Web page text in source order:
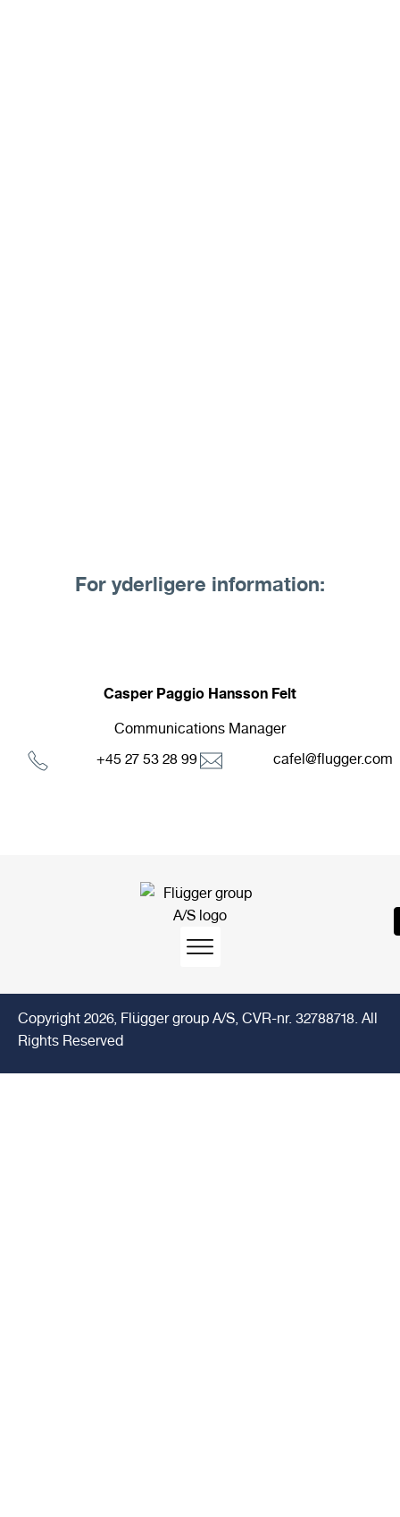
For yderligere information:
Casper Paggio Hansson Felt
Communications Manager
+45 27 53 28 99
cafel@flugger.com
Copyright 2026, Flügger group A/S, CVR-nr. 32788718. All
Rights Reserved